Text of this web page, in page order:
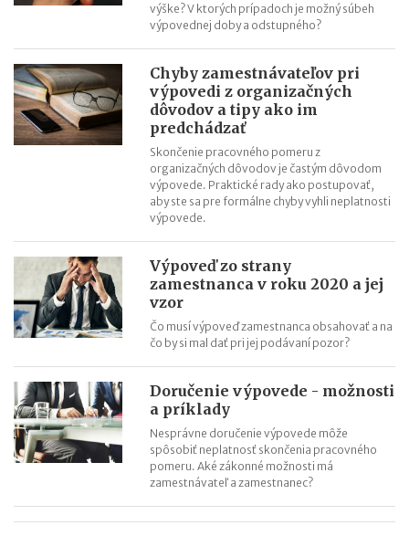
výške? V ktorých prípadoch je možný súbeh
výpovednej doby a odstupného?
Chyby zamestnávateľov pri
výpovedi z organizačných
dôvodov a tipy ako im
predchádzať
Skončenie pracovného pomeru z
organizačných dôvodov je častým dôvodom
výpovede. Praktické rady ako postupovať,
aby ste sa pre formálne chyby vyhli neplatnosti
výpovede.
Výpoveď zo strany
zamestnanca v roku 2020 a jej
vzor
Čo musí výpoveď zamestnanca obsahovať a na
čo by si mal dať pri jej podávaní pozor?
Doručenie výpovede - možnosti
a príklady
Nesprávne doručenie výpovede môže
spôsobiť neplatnosť skončenia pracovného
pomeru. Aké zákonné možnosti má
zamestnávateľ a zamestnanec?